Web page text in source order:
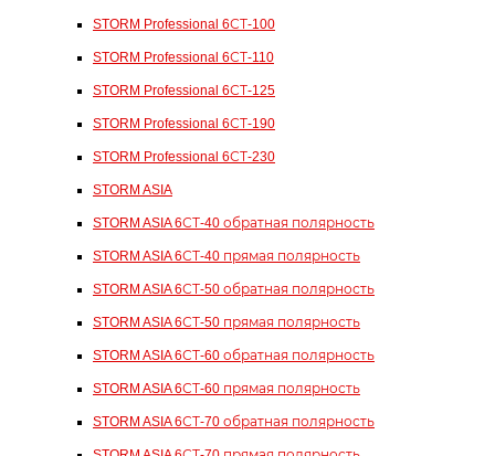
STORM Professional 6СТ-100
STORM Professional 6СТ-110
STORM Professional 6СТ-125
STORM Professional 6СТ-190
STORM Professional 6СТ-230
STORM ASIA
STORM ASIA 6СТ-40 обратная полярность
STORM ASIA 6СТ-40 прямая полярность
STORM ASIA 6СТ-50 обратная полярность
STORM ASIA 6СТ-50 прямая полярность
STORM ASIA 6СТ-60 обратная полярность
STORM ASIA 6СТ-60 прямая полярность
STORM ASIA 6СТ-70 обратная полярность